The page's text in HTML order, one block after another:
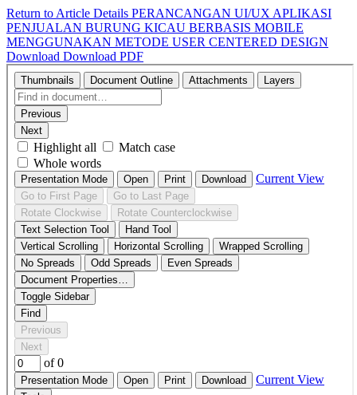
Return to Article Details PERANCANGAN UI/UX APLIKASI
PENJUALAN BURUNG KICAU BERBASIS MOBILE
MENGGUNAKAN METODE USER CENTERED DESIGN
Download Download PDF